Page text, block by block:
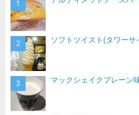
ソフトツイスト(タワーサ
マックシェイクプレーン